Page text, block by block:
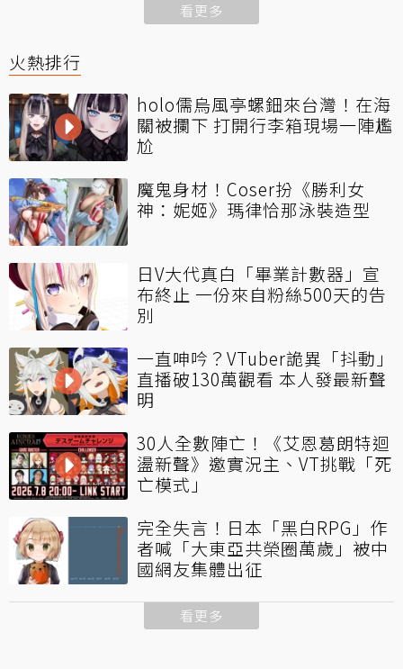
看更多
火熱排行
holo儒烏風亭螺鈿來台灣！在海
關被攔下 打開行李箱現場一陣尷
尬
魔鬼身材！Coser扮《勝利女
神：妮姬》瑪律恰那泳裝造型
日V大代真白「畢業計數器」宣
布終止 一份來自粉絲500天的告
別
一直呻吟？VTuber詭異「抖動」
直播破130萬觀看 本人發最新聲
明
30人全數陣亡！《艾恩葛朗特迴
盪新聲》邀實況主、VT挑戰「死
亡模式」
完全失言！日本「黑白RPG」作
者喊「大東亞共榮圈萬歲」被中
國網友集體出征
看更多